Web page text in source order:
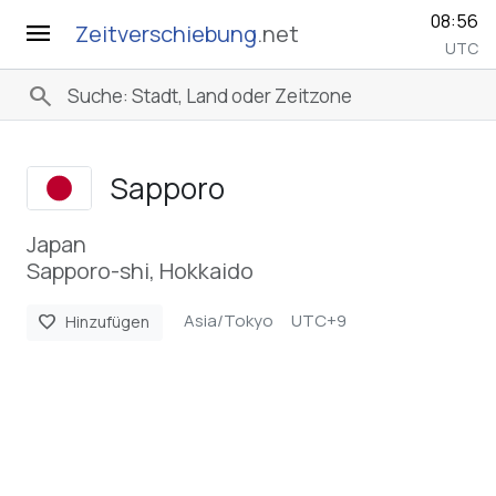
menu Zeitverschiebung.net 08:56
UTC
search
Sapporo
Japan
Sapporo-shi, Hokkaido
favorite Hinzufügen Asia/Tokyo UTC+9